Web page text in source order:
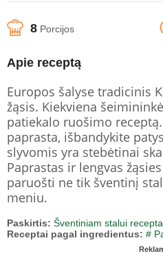
8 Porcijos
Apie receptą
Europos šalyse tradicinis
žąsis. Kiekviena
patiekalo ruošimo
paprasta, išbandykite
slyvomis yra stebėtinai
Paprastas ir lengvas
paruošti ne tik šventinį
meniu.
Paskirtis: Šventiniam stalui
Receptai pagal ingredientus: #